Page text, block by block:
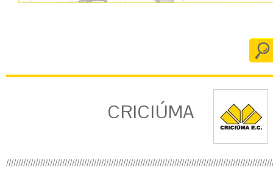
CRICIÚMA